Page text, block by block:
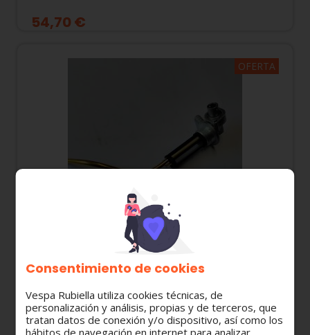
54,70 €
OFERTA
PX 125-150-200
27,92 € 24,37 €
Consentimiento de cookies
Vespa Rubiella utiliza cookies técnicas, de
personalización y análisis, propias y de terceros, que
tratan datos de conexión y/o dispositivo, así como los
hábitos de navegación en internet para analizar